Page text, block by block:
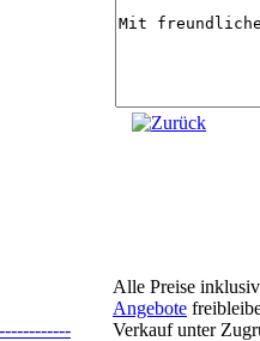
Alle Preise
Angebote
Verkauf unter